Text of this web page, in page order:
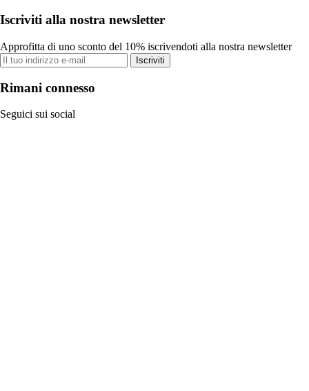
Iscriviti alla nostra newsletter
Approfitta di uno sconto del 10% iscrivendoti alla nostra newsletter
Iscriviti
Rimani connesso
Seguici sui social